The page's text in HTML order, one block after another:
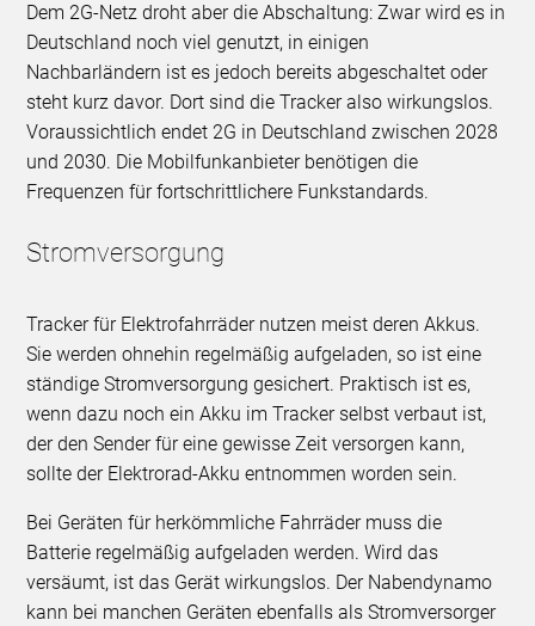
Dem 2G-Netz droht aber die Abschaltung: Zwar wird es in
Deutschland noch viel genutzt, in einigen
Nachbarländern ist es jedoch bereits abgeschaltet oder
steht kurz davor. Dort sind die Tracker also wirkungslos.
Voraussichtlich endet 2G in Deutschland zwischen 2028
und 2030. Die Mobilfunkanbieter benötigen die
Frequenzen für fortschrittlichere Funkstandards.
Stromversorgung
Tracker für Elektrofahrräder nutzen meist deren Akkus.
Sie werden ohnehin regelmäßig aufgeladen, so ist eine
ständige Stromversorgung gesichert. Praktisch ist es,
wenn dazu noch ein Akku im Tracker selbst verbaut ist,
der den Sender für eine gewisse Zeit versorgen kann,
sollte der Elektrorad-Akku entnommen worden sein.
Bei Geräten für herkömmliche Fahrräder muss die
Batterie regelmäßig aufgeladen werden. Wird das
versäumt, ist das Gerät wirkungslos. Der Nabendynamo
kann bei manchen Geräten ebenfalls als Stromversorger